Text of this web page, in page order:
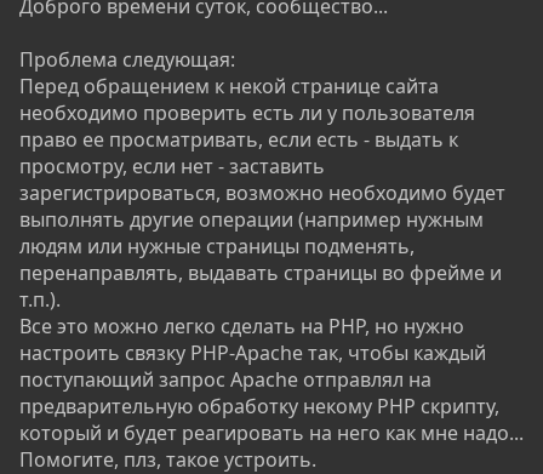
Доброго времени суток, сообщество...
Проблема следующая:
Перед обращением к некой странице сайта
необходимо проверить есть ли у пользователя
право ее просматривать, если есть - выдать к
просмотру, если нет - заставить
зарегистрироваться, возможно необходимо будет
выполнять другие операции (например нужным
людям или нужные страницы подменять,
перенаправлять, выдавать страницы во фрейме и
т.п.).
Все это можно легко сделать на PHP, но нужно
настроить связку PHP-Apache так, чтобы каждый
поступающий запрос Apache отправлял на
предварительную обработку некому PHP скрипту,
который и будет реагировать на него как мне надо...
Помогите, плз, такое устроить.